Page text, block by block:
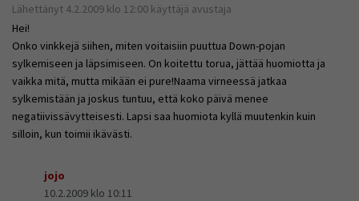
Lähettänyt 4.2.2009 klo 12:00 käyttäjä avustaja
Hei!
Onko vinkkejä siihen, miten voitaisiin puuttua Down-pojan
sylkemiseen ja läpsimiseen. On koitettu torua, jättää huomiotta ja
vaikka mitä, mutta mikään ei pure!Naama virneessä jatkaa
sylkemistään ja joskus tuntuu, että koko päivä menee
negatiivissävytteisesti. Lapsi saa huomiota kyllä muutenkin kuin
silloin, kun toimii ikävästi.
jojo
10.2.2009 klo 10:11